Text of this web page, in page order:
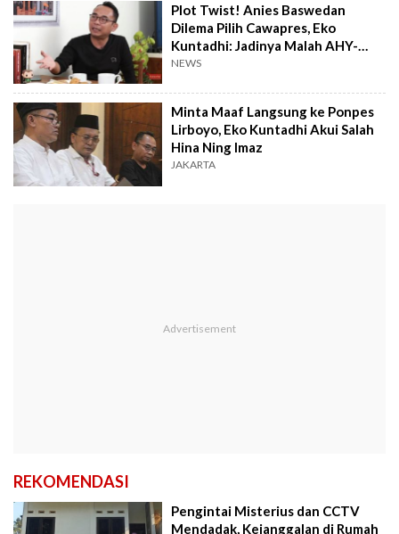
Plot Twist! Anies Baswedan
Dilema Pilih Cawapres, Eko
Kuntadhi: Jadinya Malah AHY-
Aher...
NEWS
Minta Maaf Langsung ke Ponpes
Lirboyo, Eko Kuntadhi Akui Salah
Hina Ning Imaz
JAKARTA
REKOMENDASI
Pengintai Misterius dan CCTV
Mendadak, Kejanggalan di Rumah